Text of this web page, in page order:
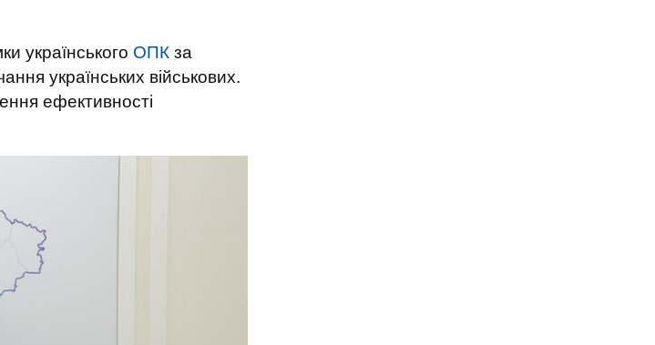
українського ОПК за
українських військових.
ефективності